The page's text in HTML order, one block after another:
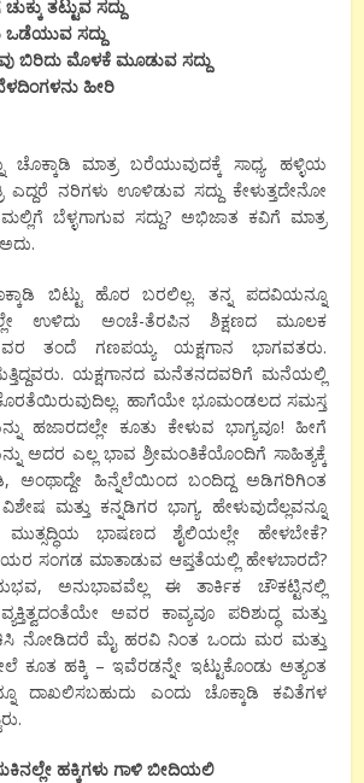
ತಟ್ಟುವ ಸದ್ದು
ಒಡೆಯುವ ಸದ್ದು
ಬಿರಿದು ಮೊಳಕೆ ಮೂಡುವ ಸದ್ದು
ಹೀರಿ
ಚೊಕ್ಕಾಡಿ ಮಾತ್ರ ಬರೆಯುವುದಕ್ಕೆ ಸಾಧ್ಯ. ಹಳ್ಳಿಯ
ನರಿಗಳು ಊಳಿಡುವ ಸದ್ದು ಕೇಳುತ್ತದೇನೋ
ಬೆಳ್ಳಗಾಗುವ ಸದ್ದು? ಅಭಿಜಾತ ಕವಿಗೆ ಮಾತ್ರ
ಬಿಟ್ಟು ಹೊರ ಬರಲಿಲ್ಲ. ತನ್ನ ಪದವಿಯನ್ನೂ
ಉಳಿದು ಅಂಚೆ-ತೆರಪಿನ ಶಿಕ್ಷಣದ ಮೂಲಕ
ತಂದೆ ಗಣಪಯ್ಯ ಯಕ್ಷಗಾನ ಭಾಗವತರು.
ಯಕ್ಷಗಾನದ ಮನೆತನದವರಿಗೆ ಮನೆಯಲ್ಲಿ
ಹಾಗೆಯೇ ಭೂಮಂಡಲದ ಸಮಸ್ತ
ಹಜಾರದಲ್ಲೇ ಕೂತು ಕೇಳುವ ಭಾಗ್ಯವೂ! ಹೀಗೆ
ಅದರ ಎಲ್ಲ ಭಾವ ಶ್ರೀಮಂತಿಕೆಯೊಂದಿಗೆ ಸಾಹಿತ್ಯಕ್ಕೆ
ಅಂಥಾದ್ದೇ ಹಿನ್ನೆಲೆಯಿಂದ ಬಂದಿದ್ದ ಅಡಿಗರಿಗಿಂತ
ಮತ್ತು ಕನ್ನಡಿಗರ ಭಾಗ್ಯ. ಹೇಳುವುದೆಲ್ಲವನ್ನೂ
ಭಾಷಣದ ಶೈಲಿಯಲ್ಲೇ ಹೇಳಬೇಕೆ?
ಸಂಗಡ ಮಾತಾಡುವ ಆಪ್ತತೆಯಲ್ಲಿ ಹೇಳಬಾರದೆ?
ಅನುಭಾವವೆಲ್ಲ ಈ ತಾರ್ಕಿಕ ಚೌಕಟ್ಟಿನಲ್ಲಿ
ಅವರ ಕಾವ್ಯವೂ ಪರಿಶುದ್ಧ ಮತ್ತು
ನೋಡಿದರೆ ಮೈ ಹರವಿ ನಿಂತ ಒಂದು ಮರ ಮತ್ತು
ಹಕ್ಕಿ – ಇವೆರಡನ್ನೇ ಇಟ್ಟುಕೊಂಡು ಅತ್ಯಂತ
ದಾಖಲಿಸಬಹುದು ಎಂದು ಚೊಕ್ಕಾಡಿ ಕವಿತೆಗಳ
ಹಕ್ಕಿಗಳು ಗಾಳಿ ಬೀದಿಯಲಿ